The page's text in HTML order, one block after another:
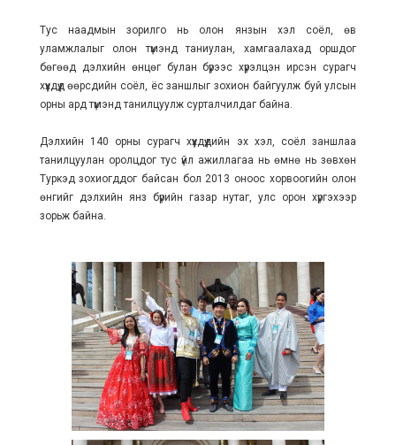
Тус наадмын зорилго нь олон янзын хэл соёл, өв
уламжлалыг олон түмэнд таниулан, хамгаалахад оршдог
бөгөөд дэлхийн өнцөг булан бүрээс хүрэлцэн ирсэн сурагч
хүүхдүүд өөрсдийн соёл, ёс заншлыг зохион байгуулж буй улсын
орны ард түмэнд танилцуулж сурталчилдаг байна.
Дэлхийн 140 орны сурагч хүүхдүүдийн эх хэл, соёл заншлаа
танилцуулан оролцдог тус үйл ажиллагаа нь өмнө нь зөвхөн
Туркэд зохиогддог байсан бол 2013 оноос хорвоогийн олон
өнгийг дэлхийн янз бүрийн газар нутаг, улс орон хүргэхээр
зорьж байна.